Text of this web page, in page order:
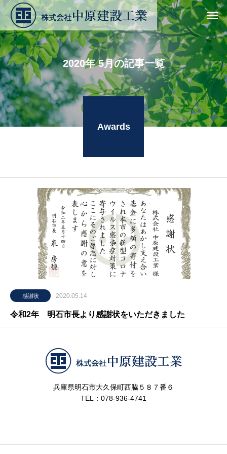
2020年 5月の記事一覧
Awards
感謝状 2020.05.14
令和2年 明石市長より感謝状をいただきました
兵庫県明石市大久保町西脇５８７番６
TEL：078-936-4741